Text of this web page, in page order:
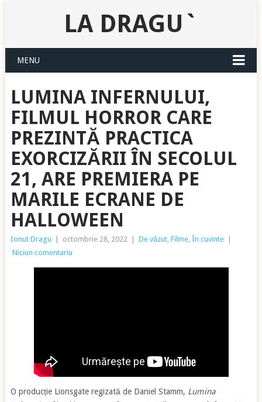
LA DRAGU`
MENU
LUMINA INFERNULUI,
FILMUL HORROR CARE
PREZINTĂ PRACTICA
EXORCIZĂRII ÎN SECOLUL
21, ARE PREMIERA PE
MARILE ECRANE DE
HALLOWEEN
Ionut Dragu octombrie 28, 2022 De văzut, Filme, În cuvinte
Niciun comentariu
O producție Lionsgate regizată de Daniel Stamm, Lumina